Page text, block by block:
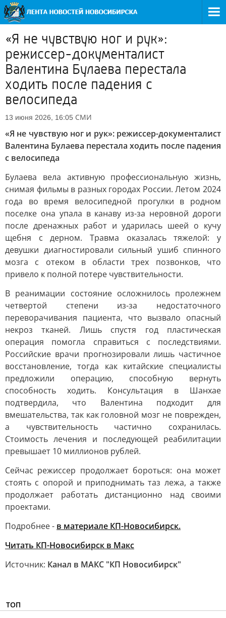
«Я не чувствую ног и рук»:
режиссер-документалист
Валентина Булаева перестала
ходить после падения с
велосипеда
13 июня 2026, 16:05 СМИ
«Я не чувствую ног и рук»: режиссер-документалист
Валентина Булаева перестала ходить после падения
с велосипеда
Булаева вела активную профессиональную жизнь,
снимая фильмы в разных городах России. Летом 2024
года во время велосипедной прогулки в родном
поселке она упала в канаву из-за неровной дороги
после дренажных работ и ударилась шеей о кучу
щебня с дерном. Травма оказалась тяжелой: у
девушки диагностировали сильный ушиб спинного
мозга с отеком в области трех позвонков, что
привело к полной потере чувствительности.
В реанимации состояние осложнилось пролежнем
четвертой степени из-за недостаточного
переворачивания пациента, что вызвало опасный
некроз тканей. Лишь спустя год пластическая
операция помогла справиться с последствиями.
Российские врачи прогнозировали лишь частичное
восстановление, тогда как китайские специалисты
предложили операцию, способную вернуть
способность ходить. Консультация в Шанхае
подтвердила, что Валентина подходит для
вмешательства, так как головной мозг не поврежден,
а чувствительность частично сохранилась.
Стоимость лечения и последующей реабилитации
превышает 10 миллионов рублей.
Сейчас режиссер продолжает бороться: она может
стоять с опорой и приподнимать таз лежа, а также
продолжает работать дистанционно над своими
проектами.
Подробнее - в материале КП-Новосибирск.
Читать КП-Новосибирск в Mакс
Источник: Канал в МАКС "КП Новосибирск"
ТОП